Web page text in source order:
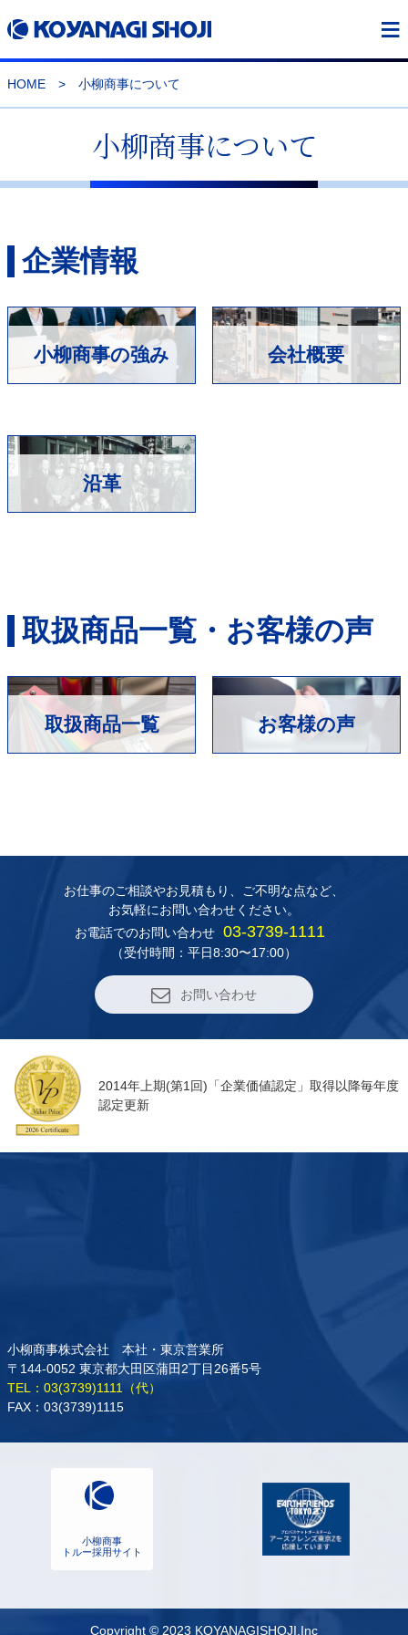
≡
HOME > 小柳商事について
小柳商事について
企業情報
小柳商事の強み 会社概要
沿革
取扱商品一覧・お客様の声
取扱商品一覧 お客様の声
お仕事のご相談やお見積もり、
ご不明な点など、
お気軽にお問い合わせください。
お電話でのお問い合わせ 03-3739-1111
（受付時間：平日8:30〜17:00）
お問い合わせ
2014年上期(第1回)「企業価値認定」取得以降毎年度
認定更新
小柳商事株式会社 本社・東京営業所
〒144-0052 東京都大田区蒲田2丁目26番5号
TEL：03(3739)1111（代）
FAX：03(3739)1115
小柳商事
トルー採用サイト
Copyright © 2023 KOYANAGISHOJI,Inc